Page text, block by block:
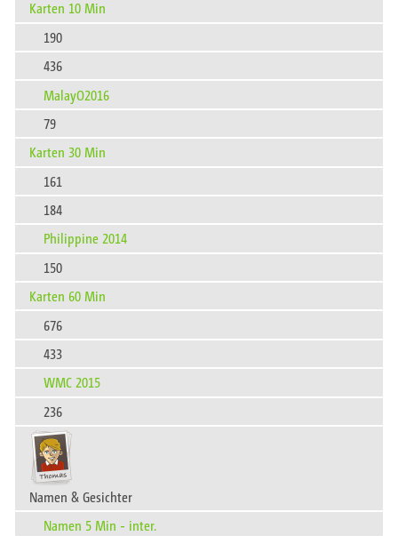
Karten 10 Min
190
436
MalayO2016
79
Karten 30 Min
161
184
Philippine 2014
150
Karten 60 Min
676
433
WMC 2015
236
Namen & Gesichter
Namen 5 Min - inter.